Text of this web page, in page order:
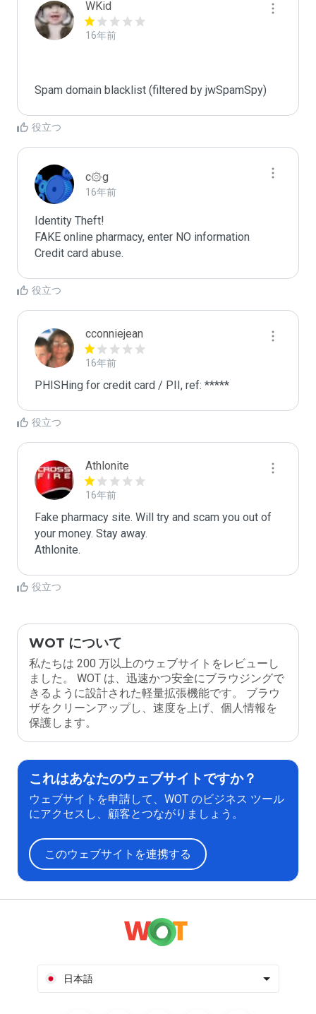
WKid
16年前
Spam domain blacklist (filtered by jwSpamSpy)
役立つ
c۞g
16年前
Identity Theft!
FAKE online pharmacy, enter NO information
Credit card abuse.
役立つ
cconniejean
16年前
PHISHing for credit card / PII, ref: *****
役立つ
Athlonite
16年前
Fake pharmacy site. Will try and scam you out of
your money. Stay away.
Athlonite.
役立つ
WOT について
私たちは 200 万以上のウェブサイトをレビューし
ました。 WOT は、迅速かつ安全にブラウジングで
きるように設計された軽量拡張機能です。 ブラウ
ザをクリーンアップし、速度を上げ、個人情報を
保護します。
これはあなたのウェブサイトですか？
ウェブサイトを申請して、WOT のビジネス ツール
にアクセスし、顧客とつながりましょう。
このウェブサイトを連携する
日本語